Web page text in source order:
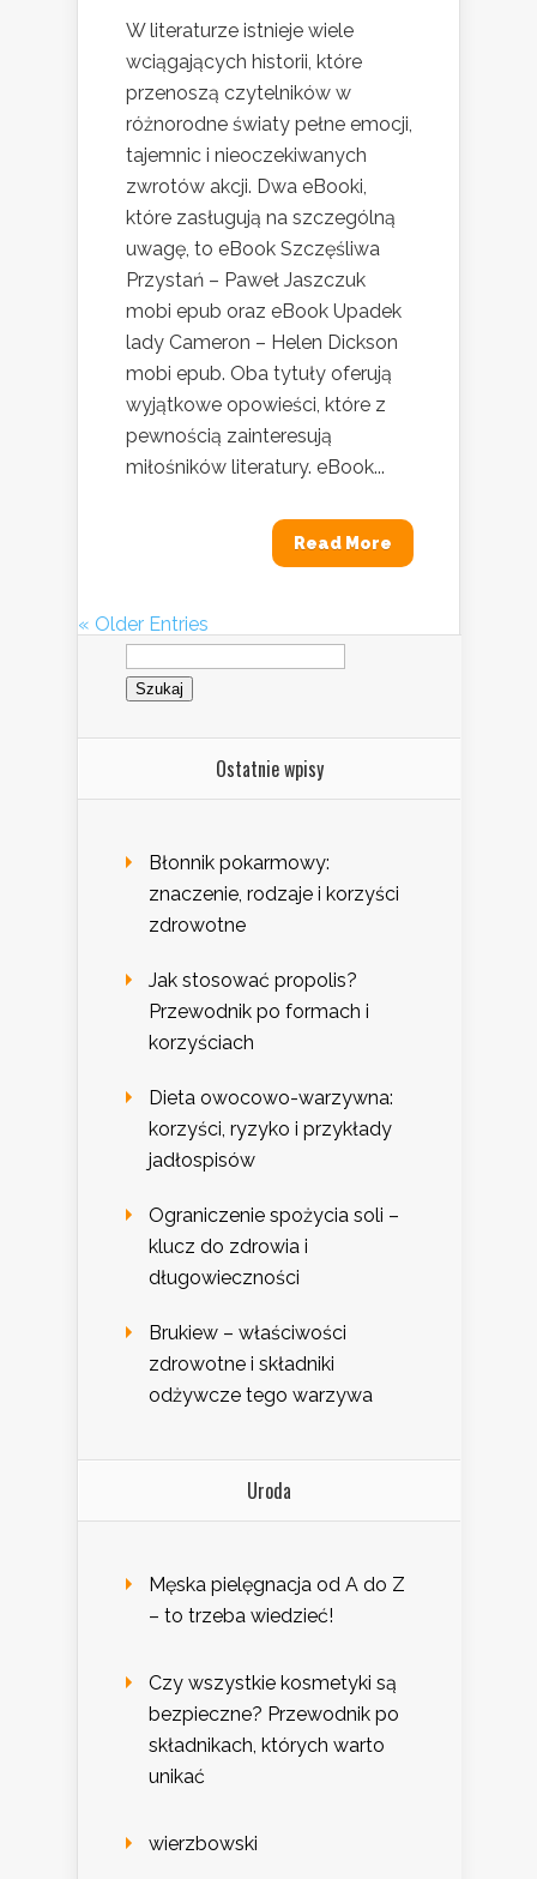
W literaturze istnieje wiele
wciągających historii, które
przenoszą czytelników w
różnorodne światy pełne emocji,
tajemnic i nieoczekiwanych
zwrotów akcji. Dwa eBooki,
które zasługują na szczególną
uwagę, to eBook Szczęśliwa
Przystań – Paweł Jaszczuk
mobi epub oraz eBook Upadek
lady Cameron – Helen Dickson
mobi epub. Oba tytuły oferują
wyjątkowe opowieści, które z
pewnością zainteresują
miłośników literatury. eBook...
Read More
« Older Entries
Szukaj:
Ostatnie wpisy
Błonnik pokarmowy:
znaczenie, rodzaje i korzyści
zdrowotne
Jak stosować propolis?
Przewodnik po formach i
korzyściach
Dieta owocowo-warzywna:
korzyści, ryzyko i przykłady
jadłospisów
Ograniczenie spożycia soli –
klucz do zdrowia i
długowieczności
Brukiew – właściwości
zdrowotne i składniki
odżywcze tego warzywa
Uroda
Męska pielęgnacja od A do Z
– to trzeba wiedzieć!
Czy wszystkie kosmetyki są
bezpieczne? Przewodnik po
składnikach, których warto
unikać
wierzbowski